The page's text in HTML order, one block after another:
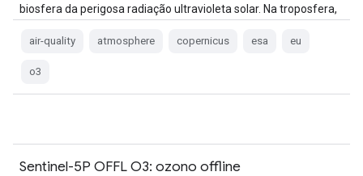
biosfera da perigosa radiação ultravioleta solar. Na troposfera,
air-quality atmosphere copernicus esa eu
o3
Sentinel-5P OFFL O3: ozono offline